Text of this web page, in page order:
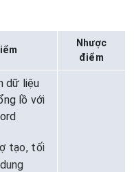
Nhược
điểm
liệu
lồ với
tối